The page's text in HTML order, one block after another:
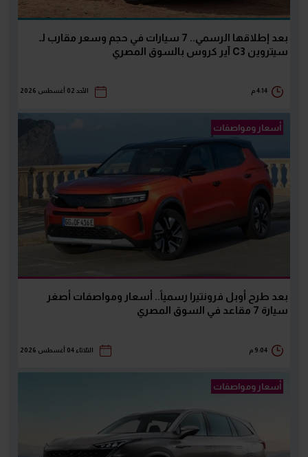
بعد إطلاقها الرسمي.. 7 سيارات في حجم وسعر مقارب لـ
سيتروين C3 آير كروس بالسوق المصري
4:14 م الأحد 02 أغسطس 2026
أسعار ومواصفات
بعد طرح أوبل فرونتيرا رسمياً.. أسعار ومواصفات أصغر
سيارة 7 مقاعد في السوق المصري
9:04 م الثلاثاء 04 أغسطس 2026
أسعار ومواصفات